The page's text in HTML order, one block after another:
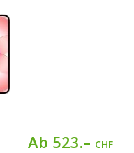
Ab 523.– CHF